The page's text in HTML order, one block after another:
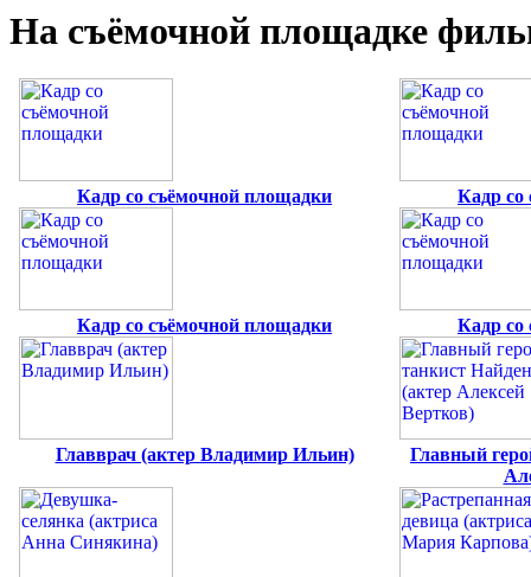
На съёмочной площадке
Кадр со съёмочной площадки Кадр со
Кадр со съёмочной площадки Кадр со
Главврач (актер Владимир Ильин)
Главный